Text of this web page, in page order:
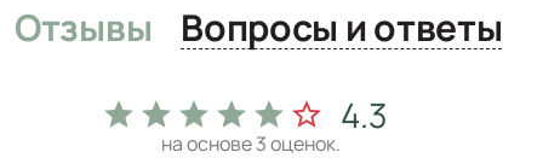
Отзывы Вопросы и ответы
4.3
на основе3оценок.